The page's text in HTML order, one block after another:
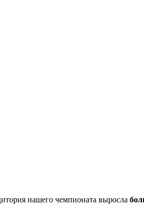
нашего чемпионата выросла